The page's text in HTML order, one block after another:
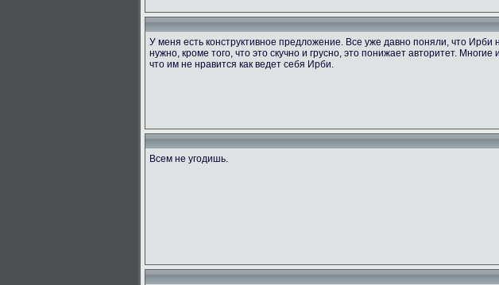
У меня есть конструктивное предложение. Все уже давно поняли, что Ирби
нужно, кроме того, что это скучно и грусно, это понижает авторитет. Многие
что им не нравится как ведет себя Ирби.
Всем не угодишь.